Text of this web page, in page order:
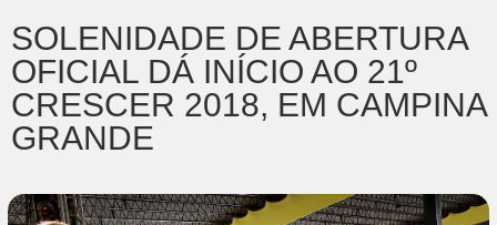
SOLENIDADE DE ABERTURA
OFICIAL DÁ INÍCIO AO 21º
CRESCER 2018, EM CAMPINA
GRANDE